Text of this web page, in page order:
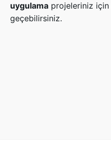
uygulama projeleriniz
geçebilirsiniz.